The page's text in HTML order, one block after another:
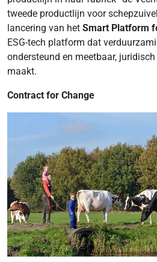
tweede productlijn voor
lancering van het Smart Platform
ESG-tech platform dat
ondersteund en meetbaar,
maakt.
Contract for Change